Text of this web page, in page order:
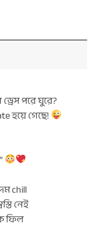
পরে ঘুরে?
হয়ে গেছে!
chill
নেই
ফিল